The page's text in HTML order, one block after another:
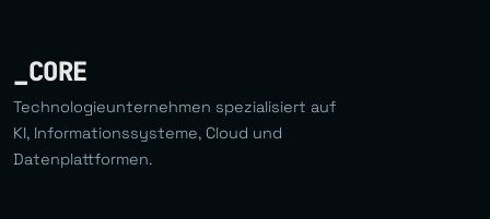
_CORE
Technologieunternehmen spezialisiert auf
KI, Informationssysteme, Cloud und
Datenplattformen.